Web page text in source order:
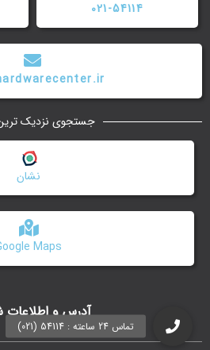
آدرس و
021-54114
جستجوی نزدیک
Maps
نشان